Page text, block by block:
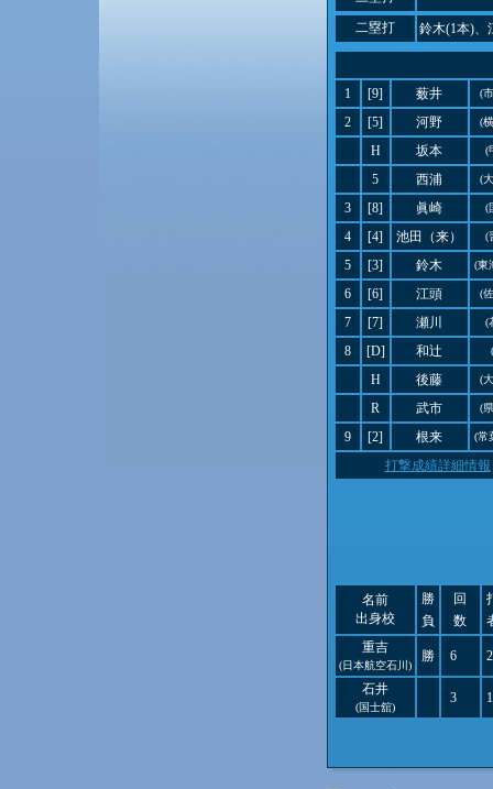
二塁打
鈴木(1本)、
1 [9] 薮井 (
2 [5] 河野 (
H 坂本 (
5 西浦 (
3 [8] 眞崎 (
4 [4] 池田（来） (
5 [3] 鈴木 (東
6 [6] 江頭 (
7 [7] 瀬川 (
8 [D] 和辻
H 後藤 (
R 武市 (
9 [2] 根来 (常
打撃成績詳細情報
名前
出身校
勝
負
回
数
重吉
(日本航空石川)
勝 6
石井
(国士舘)
3